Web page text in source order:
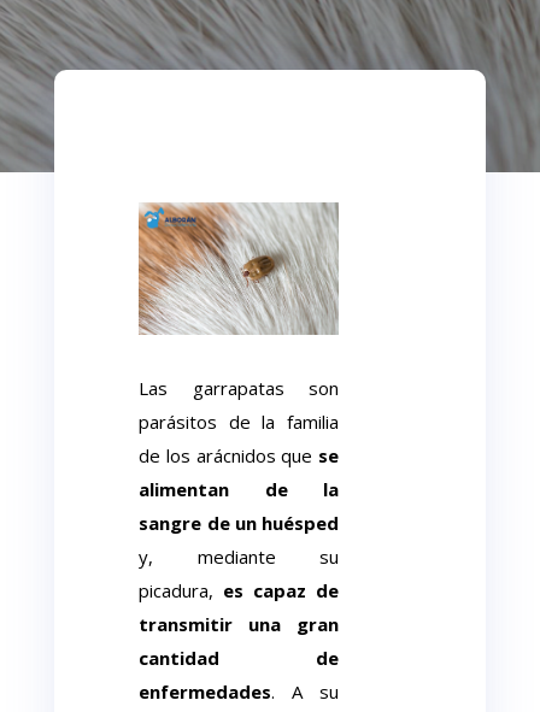
Las garrapatas son
parásitos de la familia
de los arácnidos que se
alimentan de la
sangre de un huésped
y, mediante su
picadura, es capaz de
transmitir una gran
cantidad de
enfermedades. A su